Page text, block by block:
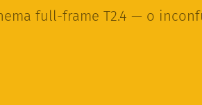
full-frame T2.4 — o